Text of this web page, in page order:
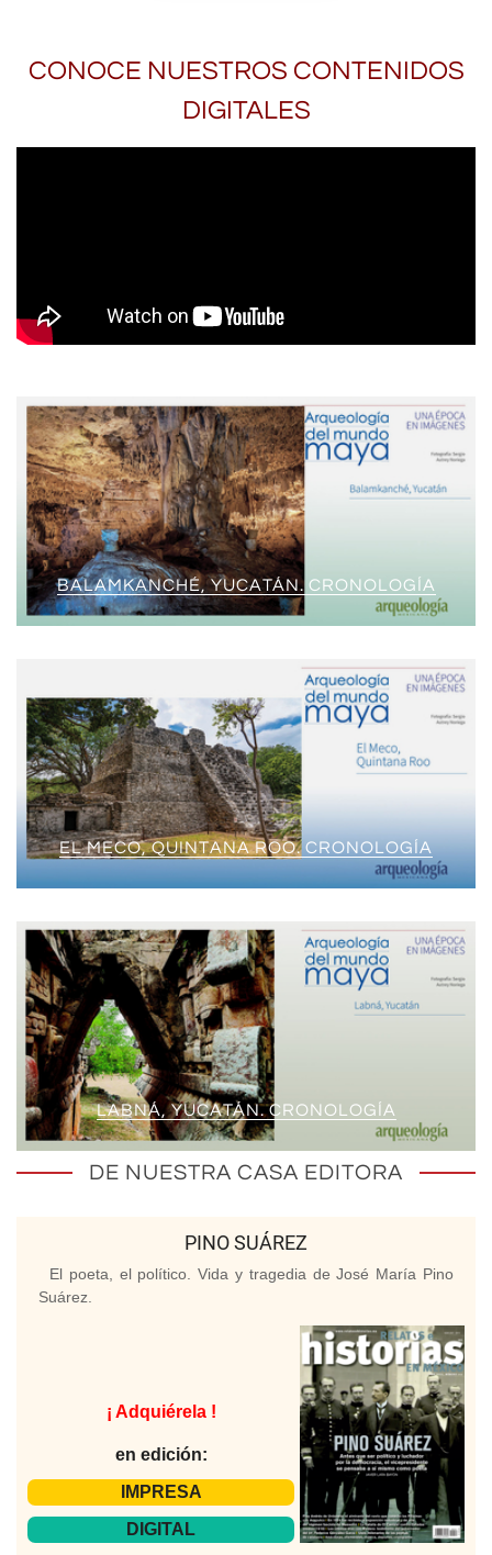
CONOCE NUESTROS CONTENIDOS
DIGITALES
BALAMKANCHÉ, YUCATÁN. CRONOLOGÍA
EL MECO, QUINTANA ROO. CRONOLOGÍA
LABNÁ, YUCATÁN. CRONOLOGÍA
DE NUESTRA CASA EDITORA
PINO SUÁREZ
El poeta, el político. Vida y tragedia de José María Pino
Suárez.
¡ Adquiérela !
en edición:
IMPRESA
DIGITAL